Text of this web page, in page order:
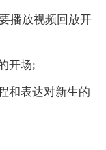
播放视频回放开
开场;
和表达对新生的